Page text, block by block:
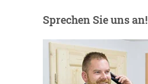
Sprechen Sie uns an!